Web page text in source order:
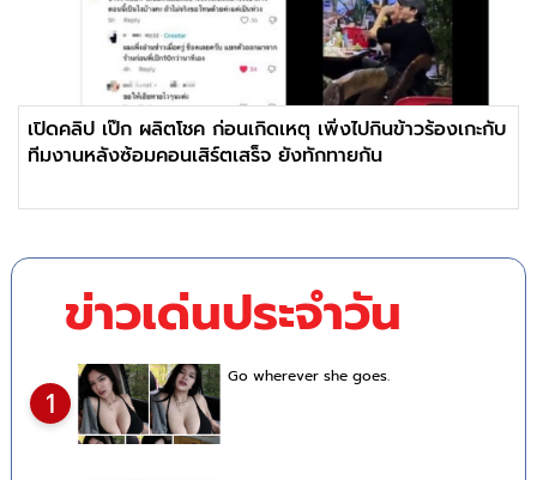
เปิดคลิป เป๊ก ผลิตโชค ก่อนเกิดเหตุ เพิ่งไปกินข้าวร้องเกะกับ
ทีมงานหลังซ้อมคอนเสิร์ตเสร็จ ยังทักทายกัน
ข่าวเด่นประจำวัน
1
Go wherever she goes.